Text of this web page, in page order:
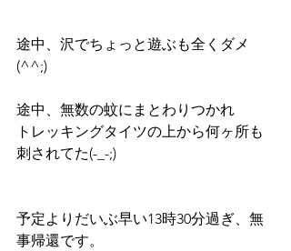
途中、沢でちょっと遊ぶも全くダメ
(^^;)
途中、無数の蚊にまとわりつかれ
トレッキングタイツの上から何ヶ所も
刺されてた(-_-;)
予定よりだいぶ早い13時30分過ぎ、無
事帰還です。